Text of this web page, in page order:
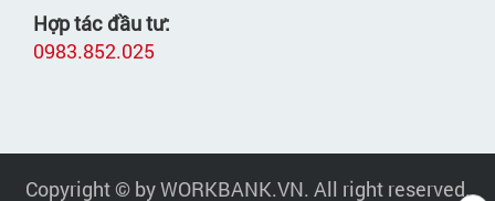
Hợp tác đầu tư:
0983.852.025
Copyright © by WORKBANK.VN. All right reserved.